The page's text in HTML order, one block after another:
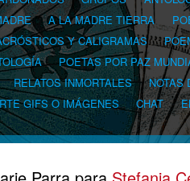
A LA MADRE TIERRA
Y CALIGRAMAS
POETAS POR PAZ
RELATOS INMORTALES
NOTAS
GIFS O IMÁGENES CHAT